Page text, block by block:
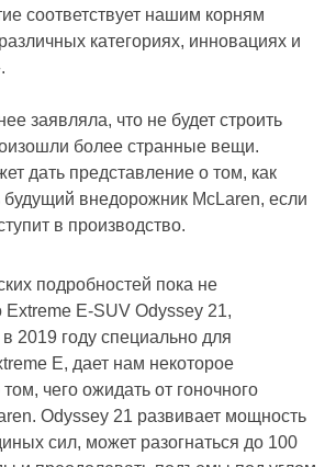
соответствует нашим корням
категориях, инновациях и
заявляла, что не будет строить
более странные вещи.
дать представление о том, как
будущий внедорожник McLaren, если
в производство.
подробностей пока не
Extreme E-SUV Odyssey 21,
2019 году специально для
E, дает нам некоторое
чего ожидать от гоночного
Odyssey 21 развивает мощность
сил, может разогнаться до 100